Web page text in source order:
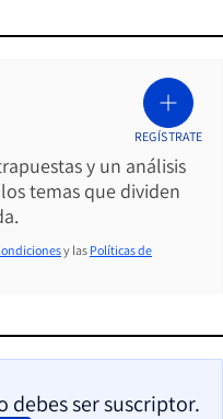
y un análisis
temas que dividen
REGÍSTRATE
y las Políticas de
debes ser suscriptor.